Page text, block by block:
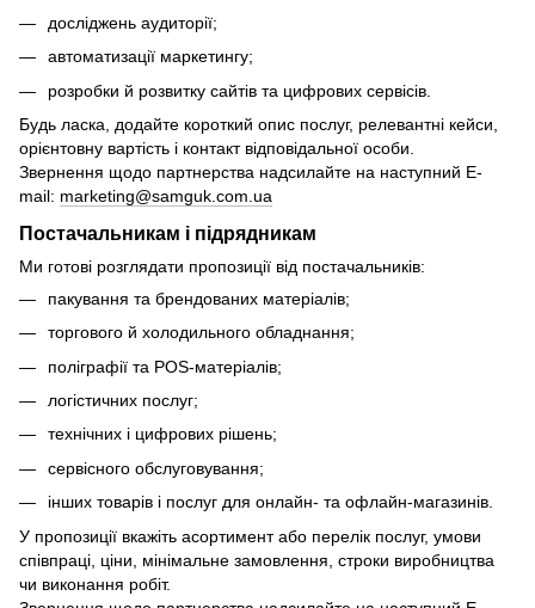
досліджень аудиторії;
автоматизації маркетингу;
розробки й розвитку сайтів та цифрових сервісів.
Будь ласка, додайте короткий опис послуг, релевантні кейси,
орієнтовну вартість і контакт відповідальної особи.
Звернення щодо партнерства надсилайте на наступний E-
mail: marketing@samguk.com.ua
Постачальникам і підрядникам
Ми готові розглядати пропозиції від постачальників:
пакування та брендованих матеріалів;
торгового й холодильного обладнання;
поліграфії та POS-матеріалів;
логістичних послуг;
технічних і цифрових рішень;
сервісного обслуговування;
інших товарів і послуг для онлайн- та офлайн-магазинів.
У пропозиції вкажіть асортимент або перелік послуг, умови
співпраці, ціни, мінімальне замовлення, строки виробництва
чи виконання робіт.